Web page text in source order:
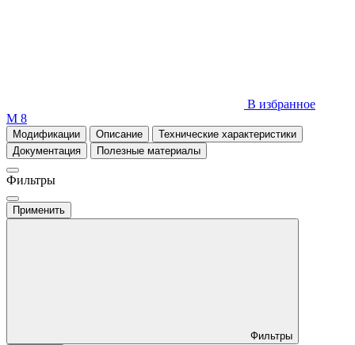
В избранное
М 8
Модификации Описание
Технические характеристики
Документация
Полезные материалы
Фильтры
Применить
Фильтры